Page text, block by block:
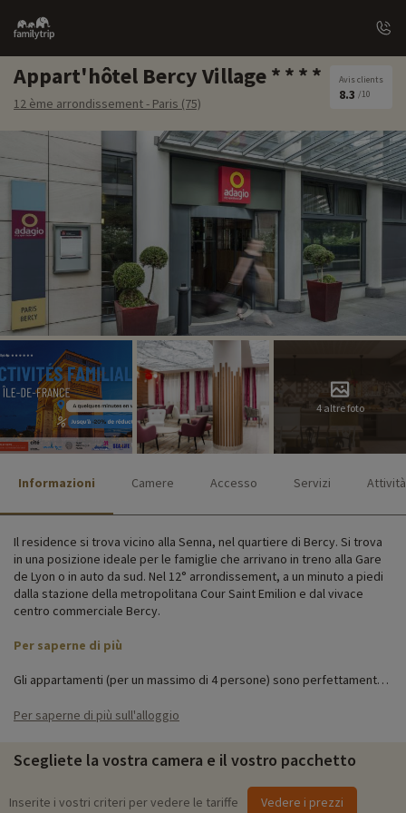
Family
trip
Appart'hôtel Bercy Village
12 ème arrondissement - Paris (75)
Avis clients
8.3 /10
4 altre foto
Informazioni Camere Accesso Servizi Attività
Il residence si trova vicino alla Senna, nel quartiere di Bercy. Si trova
in una posizione ideale per le famiglie che arrivano in treno alla Gare
de Lyon o in auto da sud. Nel 12° arrondissement, a un minuto a piedi
dalla stazione della metropolitana Cour Saint Emilion e dal vivace
centro commerciale Bercy.
Per saperne di più
Gli appartamenti (per un massimo di 4 persone) sono perfettamente
moderni e spaziosi. Ogni appartamento dispone di TV, Wi-Fi e cucina
La reception è aperta 24 ore su 24 e potrete contare sul servizio di
lavanderia e lavaggio a secco per la massima tranquillità.
Per saperne di più sull'alloggio
Scegliete la vostra camera e il vostro pacchetto
Inserite i vostri criteri per vedere le tariffe Vedere i prezzi